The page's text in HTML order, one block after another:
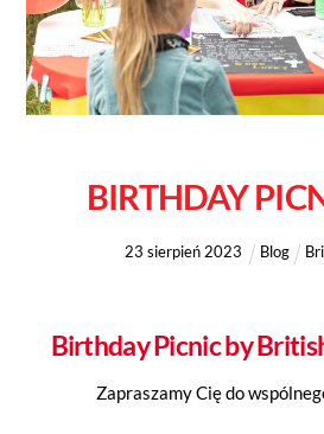
BIRTHDAY
23 sierpień2023 Blog
Birthday Picnic by
Zapraszamy Cię do